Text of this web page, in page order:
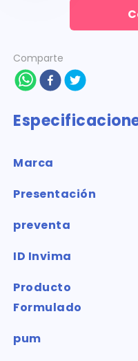
Comparte
Marca
Presentación
preventa
ID Invima
Producto
Formulado
pum